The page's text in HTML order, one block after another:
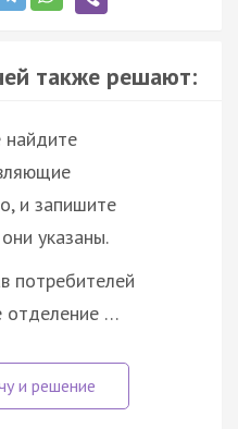
также решают:
найдите
и запишите
указаны.
потребителей
отделение …